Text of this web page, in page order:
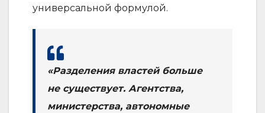
универсальной формулой.
«Разделения властей больше
не существует. Агентства,
министерства, автономные